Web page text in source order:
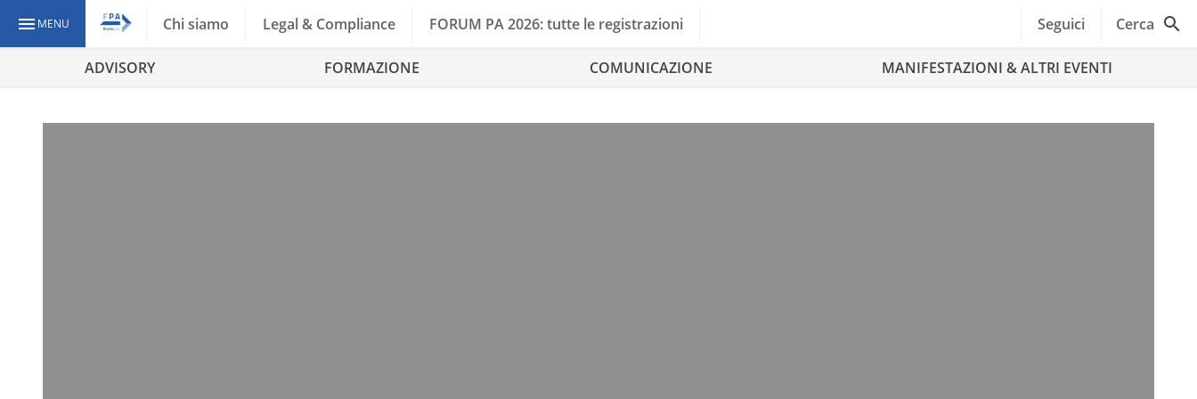
MENU Chi siamo Legal & Compliance FORUM PA 2026: tutte le registrazioni Seguici Cerca
ADVISORY FORMAZIONE COMUNICAZIONE MANIFESTAZIONI & ALTRI EVENTI